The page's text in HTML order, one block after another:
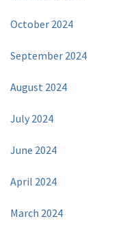
October 2024
September 2024
August 2024
July 2024
June 2024
April 2024
March 2024